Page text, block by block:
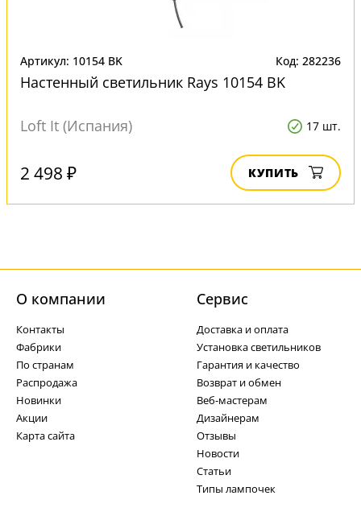
Артикул: 10154 BK Код: 282236
Настенный светильник Rays 10154 BK
Loft It (Испания) 17 шт.
2 498 ₽ КУПИТЬ
О компании
Контакты
Фабрики
По странам
Распродажа
Новинки
Акции
Карта сайта
Cервис
Доставка и оплата
Установка светильников
Гарантия и качество
Возврат и обмен
Веб-мастерам
Дизайнерам
Отзывы
Новости
Статьи
Типы лампочек